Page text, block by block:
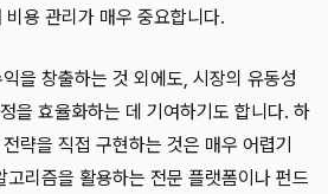
비용 관리가 매우 중요합니다.
을 창출하는 것 외에도, 시장의 유동성
을 효율화하는 데 기여하기도 합니다. 하
략을 직접 구현하는 것은 매우 어렵기
리즘을 활용하는 전문 플랫폼이나 펀드